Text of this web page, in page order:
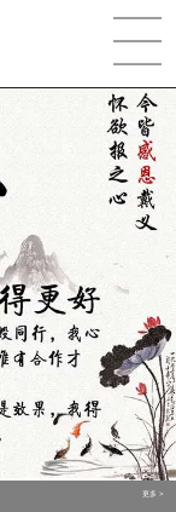
更多 >
更多 >
更多 >